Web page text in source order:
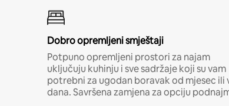
Dobro opremljeni smještaji
Potpuno opremljeni prostori za najam
uključuju kuhinju i sve sadržaje koji su vam
potrebni za ugodan boravak od mjesec ili
dana. Savršena zamjena za opciju